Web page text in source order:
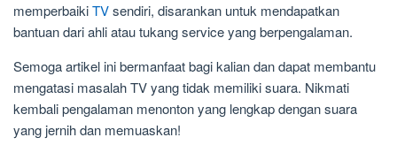
memperbaikiTVsendiri, disarankan untuk mendapatkan
bantuan dari ahli atau tukang service yang berpengalaman.
Semoga artikel ini bermanfaat bagi kalian dan dapat membantu
mengatasi masalah TV yang tidak memiliki suara. Nikmati
kembali pengalaman menonton yang lengkap dengan suara
yang jernih dan memuaskan!